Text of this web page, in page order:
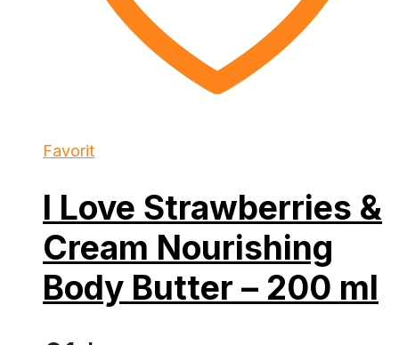
Favorit
I Love Strawberries &
Cream Nourishing
Body Butter – 200 ml